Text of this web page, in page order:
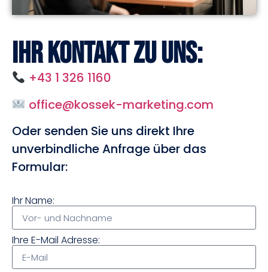
Ihr Kontakt zu uns:
+43 1 326 1160
office@kossek-marketing.com
Oder senden Sie uns direkt Ihre
unverbindliche Anfrage über das
Formular:
Ihr Name:
Ihre E-Mail Adresse: